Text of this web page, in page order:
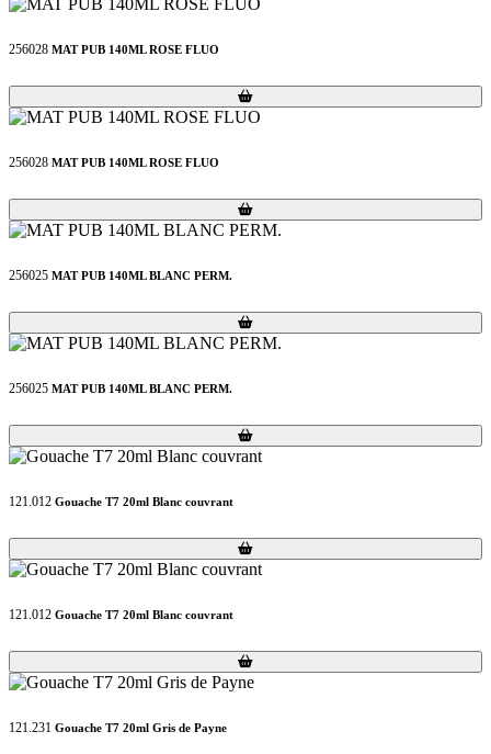
256028 MAT PUB 140ML ROSE FLUO
Loading...
Loading...
256028 MAT PUB 140ML ROSE FLUO
Loading...
Loading...
256025 MAT PUB 140ML BLANC PERM.
Loading...
Loading...
256025 MAT PUB 140ML BLANC PERM.
Loading...
Loading...
121.012 Gouache T7 20ml Blanc couvrant
Loading...
Loading...
121.012 Gouache T7 20ml Blanc couvrant
Loading...
Loading...
121.231 Gouache T7 20ml Gris de Payne